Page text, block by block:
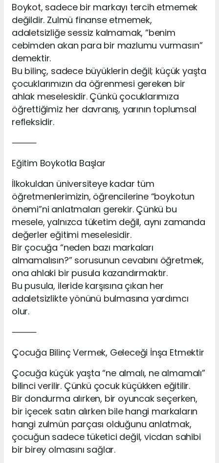
Boykot, sadece bir markayı tercih etmemek
değildir. Zulmü finanse etmemek,
adaletsizliğe sessiz kalmamak, “benim
cebimden akan para bir mazlumu vurmasın”
demektir.
Bu bilinç, sadece büyüklerin değil; küçük yaşta
çocuklarımızın da öğrenmesi gereken bir
ahlak meselesidir. Çünkü çocuklarımıza
öğrettiğimiz her davranış, yarının toplumsal
refleksidir.
⸻
Eğitim Boykotla Başlar
İlkokuldan üniversiteye kadar tüm
öğretmenlerimizin, öğrencilerine “boykotun
önemi”ni anlatmaları gerekir. Çünkü bu
mesele, yalnızca tüketim değil, aynı zamanda
değerler eğitimi meselesidir.
Bir çocuğa “neden bazı markaları
almamalısın?” sorusunun cevabını öğretmek,
ona ahlaki bir pusula kazandırmaktır.
Bu pusula, ileride karşısına çıkan her
adaletsizlikte yönünü bulmasına yardımcı
olur.
⸻
Çocuğa Bilinç Vermek, Geleceği İnşa Etmektir
Çocuğa küçük yaşta “ne almalı, ne almamalı”
bilinci verilir. Çünkü çocuk küçükken eğitilir.
Bir dondurma alırken, bir oyuncak seçerken,
bir içecek satın alırken bile hangi markaların
hangi zulmün parçası olduğunu anlatmak,
çocuğun sadece tüketici değil, vicdan sahibi
bir birey olmasını sağlar.